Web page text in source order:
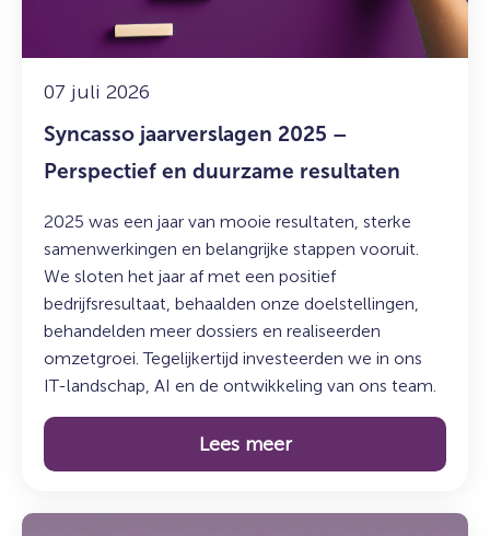
07 juli 2026
Syncasso jaarverslagen 2025 –
Perspectief en duurzame resultaten
2025 was een jaar van mooie resultaten, sterke
samenwerkingen en belangrijke stappen vooruit.
We sloten het jaar af met een positief
bedrijfsresultaat, behaalden onze doelstellingen,
behandelden meer dossiers en realiseerden
omzetgroei. Tegelijkertijd investeerden we in ons
IT-landschap, AI en de ontwikkeling van ons team.
Lees meer
resultaten
Lees